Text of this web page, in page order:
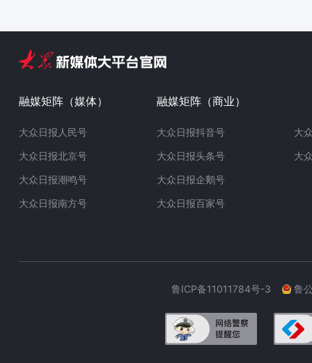
融媒矩阵（媒体）
大众日报人民号
大众日报北京号
大众日报潮鸣号
大众日报南方号
融媒矩阵（商业）
大众日报抖音号
大众日报头条号
大众日报企鹅号
大众日报百家号
大
大
鲁ICP备11011784号-3 鲁